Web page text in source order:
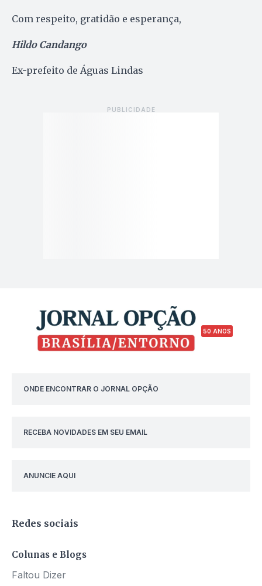
Com respeito, gratidão e esperança,
Hildo Candango
Ex-prefeito de Águas Lindas
50 ANOS
ONDE ENCONTRAR O JORNAL OPÇÃO
RECEBA NOVIDADES EM SEU EMAIL
ANUNCIE AQUI
Redes sociais
Colunas e Blogs
Faltou Dizer